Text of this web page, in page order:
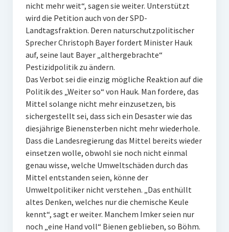
nicht mehr weit“, sagen sie weiter. Unterstützt
wird die Petition auch von der SPD-
Landtagsfraktion. Deren naturschutzpolitischer
Sprecher Christoph Bayer fordert Minister Hauk
auf, seine laut Bayer „althergebrachte“
Pestizidpolitik zu ändern.
Das Verbot sei die einzig mögliche Reaktion auf die
Politik des „Weiter so“ von Hauk. Man fordere, das
Mittel solange nicht mehr einzusetzen, bis
sichergestellt sei, dass sich ein Desaster wie das
diesjährige Bienensterben nicht mehr wiederhole.
Dass die Landesregierung das Mittel bereits wieder
einsetzen wolle, obwohl sie noch nicht einmal
genau wisse, welche Umweltschäden durch das
Mittel entstanden seien, könne der
Umweltpolitiker nicht verstehen. „Das enthüllt
altes Denken, welches nur die chemische Keule
kennt“, sagt er weiter. Manchem Imker seien nur
noch „eine Hand voll“ Bienen geblieben, so Böhm.